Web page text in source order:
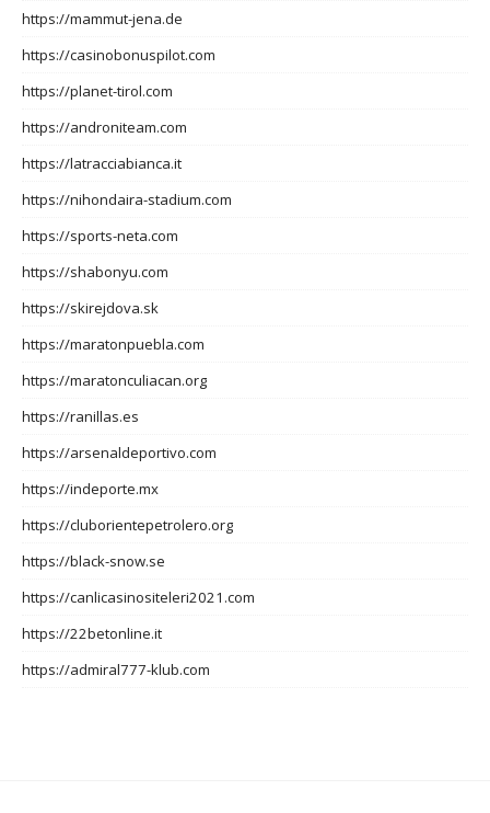
https://mammut-jena.de
https://casinobonuspilot.com
https://planet-tirol.com
https://androniteam.com
https://latracciabianca.it
https://nihondaira-stadium.com
https://sports-neta.com
https://shabonyu.com
https://skirejdova.sk
https://maratonpuebla.com
https://maratonculiacan.org
https://ranillas.es
https://arsenaldeportivo.com
https://indeporte.mx
https://cluborientepetrolero.org
https://black-snow.se
https://canlicasinositeleri2021.com
https://22betonline.it
https://admiral777-klub.com